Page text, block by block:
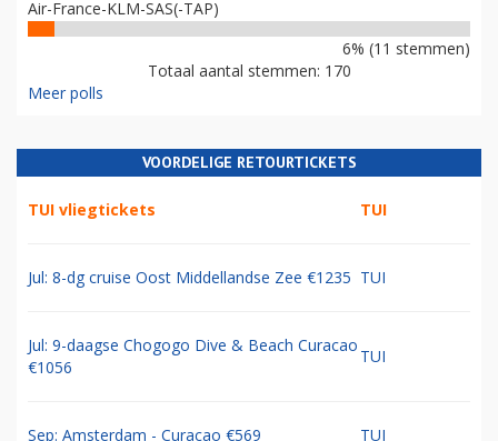
Air-France-KLM-SAS(-TAP)
6% (11 stemmen)
Totaal aantal stemmen: 170
Meer polls
VOORDELIGE RETOURTICKETS
TUI vliegtickets TUI
Jul: 8-dg cruise Oost Middellandse Zee €1235 TUI
Jul: 9-daagse Chogogo Dive & Beach Curacao
€1056
TUI
Sep: Amsterdam - Curacao €569 TUI